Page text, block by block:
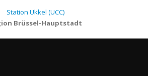
Station Ukkel (UCC)
Brüssel-Hauptstadt